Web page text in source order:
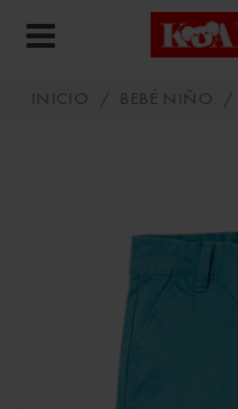
INICIO / BEBÉ NIÑO /